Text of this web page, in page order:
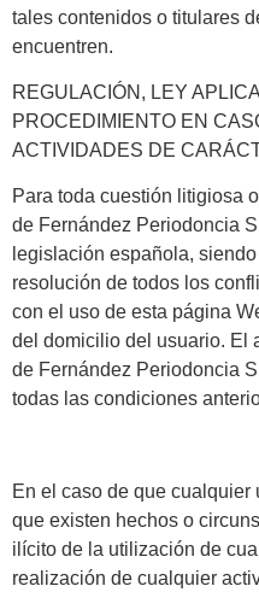
tales contenidos o titulares
encuentren.
REGULACIÓN, LEY
PROCEDIMIENTO EN
ACTIVIDADES DE
Para toda cuestión litigiosa
de Fernández Periodoncia
legislación española,
resolución de todos los
con el uso de esta página
del domicilio del usuario. El
de Fernández Periodoncia
todas las condiciones
En el caso de que
que existen hechos o
ilícito de la utilización de
realización de cualquier